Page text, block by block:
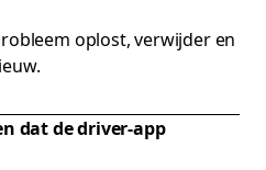
oplost, verwijder en
dat de driver-app